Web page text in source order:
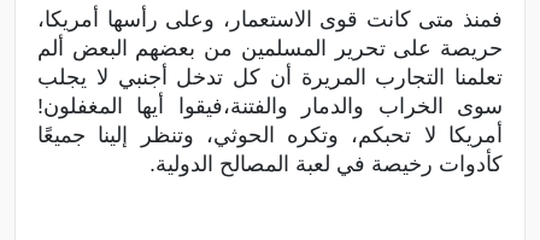
فمنذ متى كانت قوى الاستعمار، وعلى رأسها أمريكا،
حريصة على تحرير المسلمين من بعضهم البعض ألم
تعلمنا التجارب المريرة أن كل تدخل أجنبي لا يجلب
سوى الخراب والدمار والفتنة،فيقوا أيها المغفلون!
أمريكا لا تحبكم، وتكره الحوثي، وتنظر إلينا جميعًا
كأدوات رخيصة في لعبة المصالح الدولية.